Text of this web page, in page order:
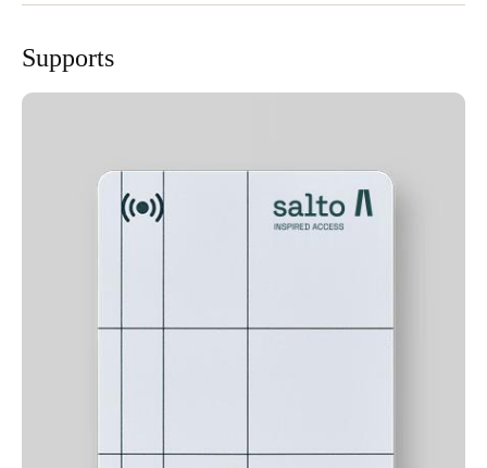
Norway
Finland
Enregistrer la nouvelle sélection comme choix par défaut
Supports